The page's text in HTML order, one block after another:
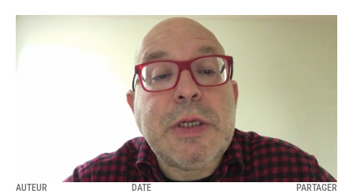
AUTEUR DATE PARTAGER